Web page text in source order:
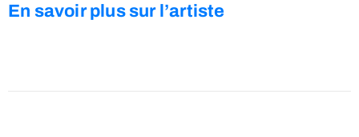
En savoir plus sur l’artiste